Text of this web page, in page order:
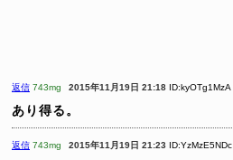
返信 743mg 2015年11月19日 21:18 ID:kyOTg1MzA
あり得る。
返信 743mg 2015年11月19日 21:23 ID:YzMzE5NDc